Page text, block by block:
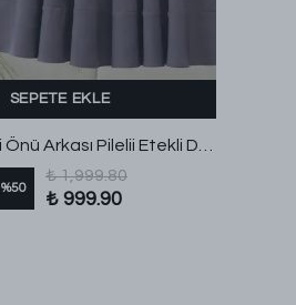
SEPETE EKLE
Taş Düğmeli Önü Arkası Pilelii Etekli Dabıl Takım Antrasit
%50
₺ 1,999.80
₺ 999.90